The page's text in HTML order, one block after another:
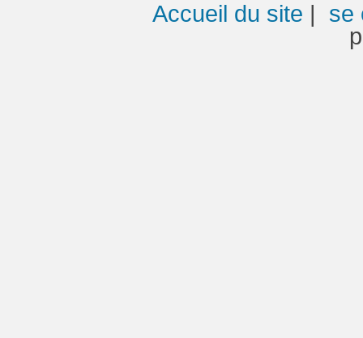
Accueil du site
se